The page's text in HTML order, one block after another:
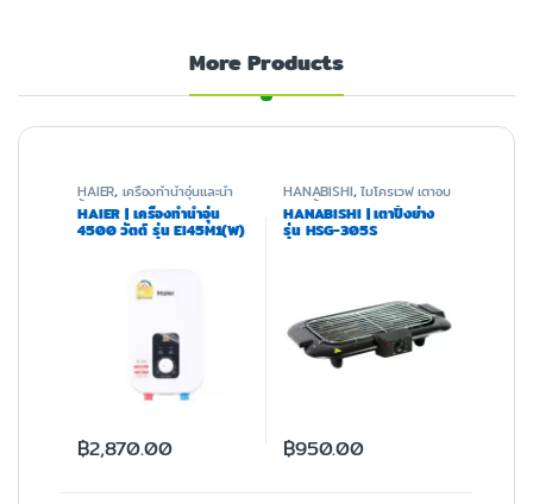
More Products
HAIER,เครื่องทำน้ำอุ่นและน้ำ
ร้อน
HAIER | เครื่องทำน้ำอุ่น
4500 วัตต์ รุ่น EI45M1(W)
฿2,870.00
HANABISHI,ไมโครเวฟ เตาอบ
และหม้อทอด
HANABISHI | เตาปิ้งย่าง
รุ่น HSG-305S
฿950.00